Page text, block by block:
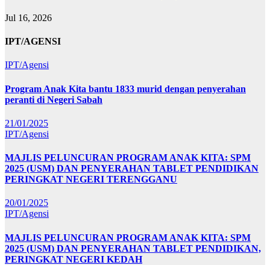
Jul 16, 2026
IPT/AGENSI
IPT/Agensi
Program Anak Kita bantu 1833 murid dengan penyerahan
peranti di Negeri Sabah
21/01/2025
IPT/Agensi
MAJLIS PELUNCURAN PROGRAM ANAK KITA: SPM
2025 (USM) DAN PENYERAHAN TABLET PENDIDIKAN
PERINGKAT NEGERI TERENGGANU
20/01/2025
IPT/Agensi
MAJLIS PELUNCURAN PROGRAM ANAK KITA: SPM
2025 (USM) DAN PENYERAHAN TABLET PENDIDIKAN,
PERINGKAT NEGERI KEDAH